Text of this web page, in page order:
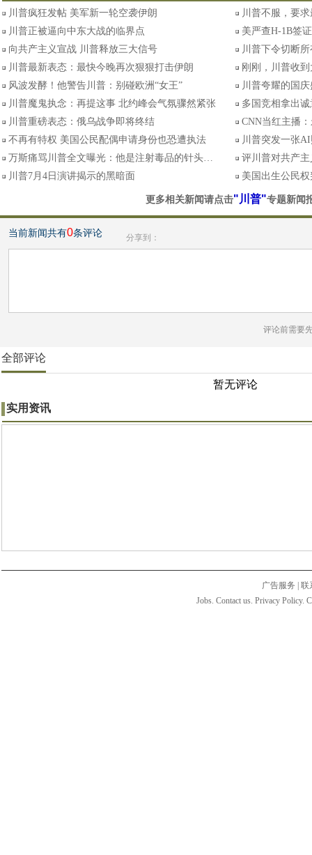
川普疯狂发帖 美军新一轮空袭伊朗
川普不服，要
川普正被逼向中东大战的临界点
美严查H-1B签
向共产主义宣战 川普释放三大信号
川普下令切断
川普最新表态：最快今晚再次狠狠打击伊朗
刚刚，川普收
风波发酵！他警告川普：别碰欧洲“女王”
川普夸耀的国
川普魔鬼执念：再提这事 北约峰会气氛骤然紧张
多国竞相拿出
川普重磅表态：俄乌战争即将终结
CNN当红主播
不再有特权 美国公民配偶申请身份也恐遭执法
川普突发一张
万斯痛骂川普全文曝光：他是注射毒品的针头…
评川普对共产
川普7月4日演讲揭示的黑暗面
美国出生公民
更多相关新闻请点击"川普"专题新闻
当前新闻共有0条评论 分享到：
评论前需要
全部评论
暂无评论
实用资讯
广告服务
联
Jobs. Contact us. Privacy Policy.